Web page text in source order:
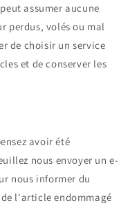
assumer aucune
perdus, volés ou mal
de choisir un service
et de conserver les
avoir été
nous envoyer un e-
nous informer du
l'article endommagé